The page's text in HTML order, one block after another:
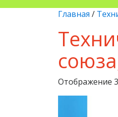
Главная /
Отображение